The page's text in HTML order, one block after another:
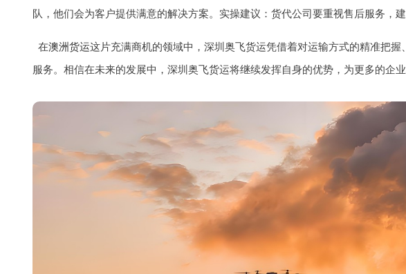
队，他们会为客户提供满意的解决方案。实操建议：货代公司要重视售后服务，
在澳洲货运这片充满商机的领域中，深圳奥飞货运凭借着对运输方式的精准把
服务。相信在未来的发展中，深圳奥飞货运将继续发挥自身的优势，为更多的企